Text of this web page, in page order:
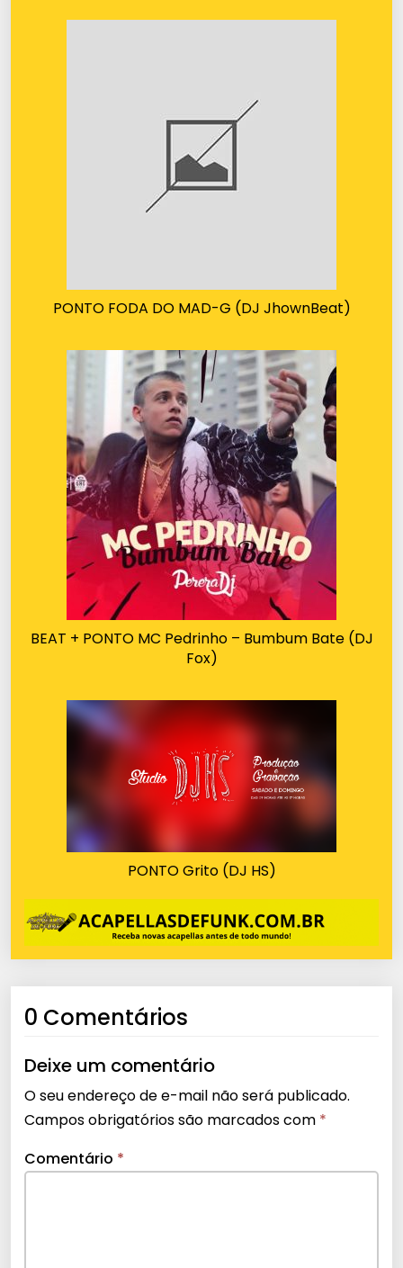
PONTO FODA DO MAD-G (DJ JhownBeat)
BEAT + PONTO MC Pedrinho – Bumbum Bate (DJ
Fox)
PONTO Grito (DJ HS)
0 Comentários
Deixe um comentário
O seu endereço de e-mail não será publicado.
Campos obrigatórios são marcados com *
Comentário *